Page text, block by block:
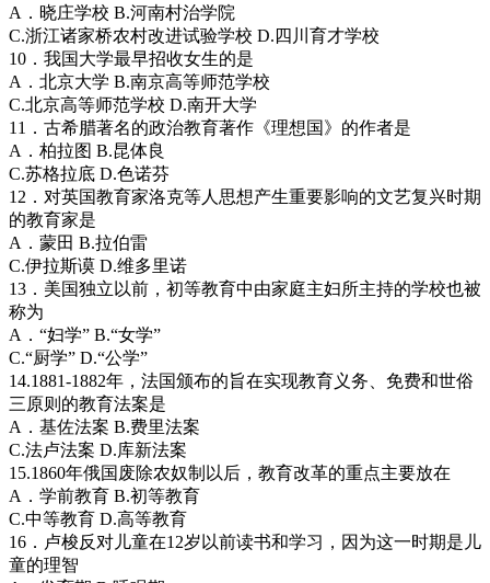
A．晓庄学校 B.河南村治学院
C.浙江诸家桥农村改进试验学校 D.四川育才学校
10．我国大学最早招收女生的是
A．北京大学 B.南京高等师范学校
C.北京高等师范学校 D.南开大学
11．古希腊著名的政治教育著作《理想国》的作者是
A．柏拉图 B.昆体良
C.苏格拉底 D.色诺芬
12．对英国教育家洛克等人思想产生重要影响的文艺复兴时期
的教育家是
A．蒙田 B.拉伯雷
C.伊拉斯谟 D.维多里诺
13．美国独立以前，初等教育中由家庭主妇所主持的学校也被
称为
A．“妇学” B.“女学”
C.“厨学” D.“公学”
14.1881-1882年，法国颁布的旨在实现教育义务、免费和世俗
三原则的教育法案是
A．基佐法案 B.费里法案
C.法卢法案 D.库新法案
15.1860年俄国废除农奴制以后，教育改革的重点主要放在
A．学前教育 B.初等教育
C.中等教育 D.高等教育
16．卢梭反对儿童在12岁以前读书和学习，因为这一时期是儿
童的理智